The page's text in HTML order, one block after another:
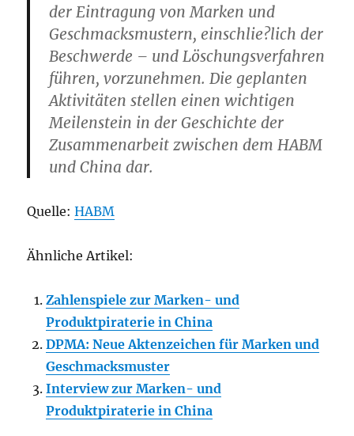
der Eintragung von Marken und
Geschmacksmustern, einschlie?lich der
Beschwerde – und Löschungsverfahren
führen, vorzunehmen. Die geplanten
Aktivitäten stellen einen wichtigen
Meilenstein in der Geschichte der
Zusammenarbeit zwischen dem HABM
und China dar.
Quelle:HABM
Ähnliche Artikel:
Zahlenspiele zur Marken- und
Produktpiraterie in China
DPMA: Neue Aktenzeichen für Marken und
Geschmacksmuster
Interview zur Marken- und
Produktpiraterie in China